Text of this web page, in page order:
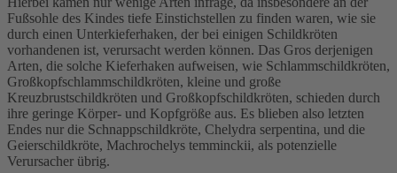
Fußsohle des Kindes tiefe Einstichstellen zu finden waren, wie sie
durch einen Unterkieferhaken, der bei einigen Schildkröten
vorhandenen ist, verursacht werden können. Das Gros derjenigen
Arten, die solche Kieferhaken aufweisen, wie Schlammschildkröten,
Großkopfschlammschildkröten, kleine und große
Kreuzbrustschildkröten und Großkopfschildkröten, schieden durch
ihre geringe Körper- und Kopfgröße aus. Es blieben also letzten
Endes nur die Schnappschildkröte, Chelydra serpentina, und die
Geierschildkröte, Machrochelys temminckii, als potenzielle
Verursacher übrig.